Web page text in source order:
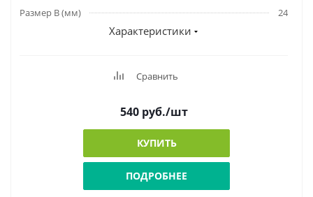
Размер В (мм)
24
Характеристики
Сравнить
540 руб./шт
КУПИТЬ
ПОДРОБНЕЕ